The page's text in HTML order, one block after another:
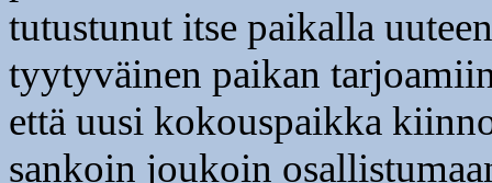
tutustunut itse paikalla
tyytyväinen paikan
että uusi kokouspaikka
sankoin joukoin